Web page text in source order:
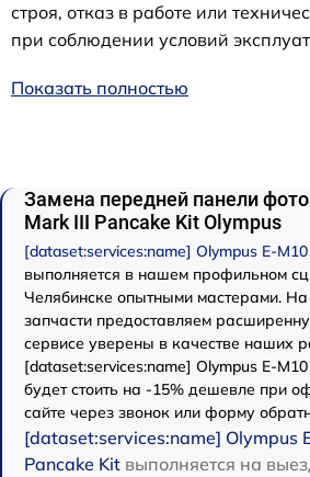
строя, отказ в работе или
при соблюдении условий
Показать полностью
Замена передней панели
Mark III Pancake Kit Olympus
[dataset:services:name] Olympus E-
выполняется в нашем профильном
Челябинске опытными мастерами.
запчасти предоставляем
сервисе уверены в качестве наших
[dataset:services:name] Olympus E-
будет стоить на -15% дешевле при
сайте через звонок или форму
[dataset:services:name] Olympus
Pancake Kit выполняется на